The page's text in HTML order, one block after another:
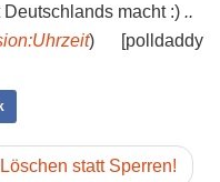
macht :) ..
) [polldaddy
statt Sperren!